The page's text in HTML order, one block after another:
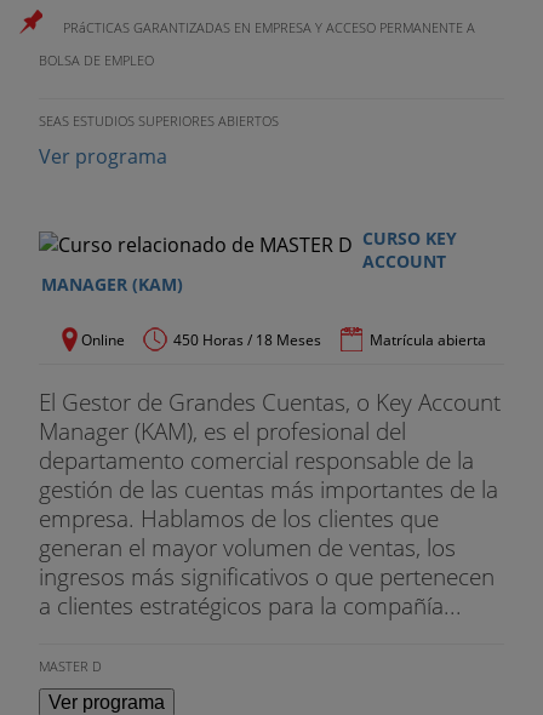
PRáCTICAS GARANTIZADAS EN EMPRESA Y ACCESO PERMANENTE A
BOLSA DE EMPLEO
SEAS ESTUDIOS SUPERIORES ABIERTOS
Ver programa
CURSO KEY
ACCOUNT
MANAGER (KAM)
Online 450 Horas / 18 Meses Matrícula abierta
El Gestor de Grandes Cuentas, o Key Account
Manager (KAM), es el profesional del
departamento comercial responsable de la
gestión de las cuentas más importantes de la
empresa. Hablamos de los clientes que
generan el mayor volumen de ventas, los
ingresos más significativos o que pertenecen
a clientes estratégicos para la compañía...
MASTER D
Ver programa